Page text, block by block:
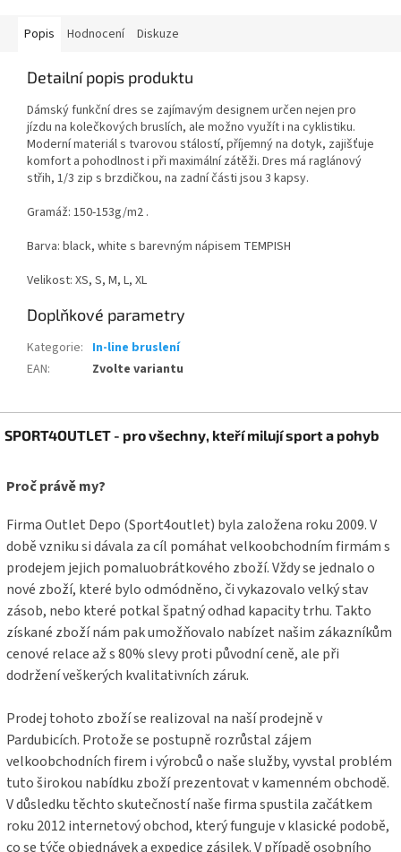
Popis Hodnocení Diskuze
Detailní popis produktu
Dámský funkční dres se zajímavým designem určen nejen pro
jízdu na kolečkových bruslích, ale možno využít i na cyklistiku.
Moderní materiál s tvarovou stálostí, příjemný na dotyk, zajišťuje
komfort a pohodlnost i při maximální zátěži. Dres má raglánový
střih, 1/3 zip s brzdičkou, na zadní části jsou 3 kapsy.
Gramáž: 150-153g/m2 .
Barva: black, white s barevným nápisem TEMPISH
Velikost: XS, S, M, L, XL
Doplňkové parametry
Kategorie: In-line bruslení
EAN: Zvolte variantu
á
a
SPORT4OUTLET - pro všechny, kteří milují sport a pohyb
Proč právě my?
Firma Outlet Depo (Sport4outlet) byla založena roku 2009. V
době vzniku si dávala za cíl pomáhat velkoobchodním firmám s
prodejem jejich pomaluobrátkového zboží. Vždy se jednalo o
nové zboží, které bylo odmódněno, či vykazovalo velký stav
zásob, nebo které potkal špatný odhad kapacity trhu. Takto
získané zboží nám pak umožňovalo nabízet našim zákazníkům
cenové relace až s 80% slevy proti původní ceně, ale při
dodržení veškerých kvalitativních záruk.
Prodej tohoto zboží se realizoval na naší prodejně v
Pardubicích. Protože se postupně rozrůstal zájem
velkoobchodních firem i výrobců o naše služby, vyvstal problém
tuto širokou nabídku zboží prezentovat v kamenném obchodě.
V důsledku těchto skutečností naše firma spustila začátkem
roku 2012 internetový obchod, který funguje v klasické podobě,
co se týče objednávek a expedice zásilek. V případě osobního